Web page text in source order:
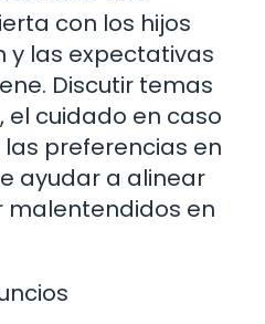
con los hijos
y las expectativas
Discutir temas
el cuidado en caso
preferencias en
ayudar a alinear
malentendidos en